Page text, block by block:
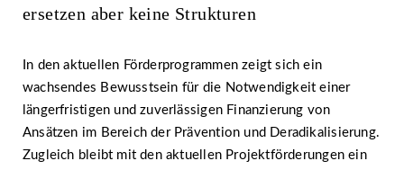
ersetzen aber keine Strukturen
In den aktuellen Förderprogrammen zeigt sich ein
wachsendes Bewusstsein für die Notwendigkeit einer
längerfristigen und zuverlässigen Finanzierung von
Ansätzen im Bereich der Prävention und Deradikalisierung.
Zugleich bleibt mit den aktuellen Projektförderungen ein